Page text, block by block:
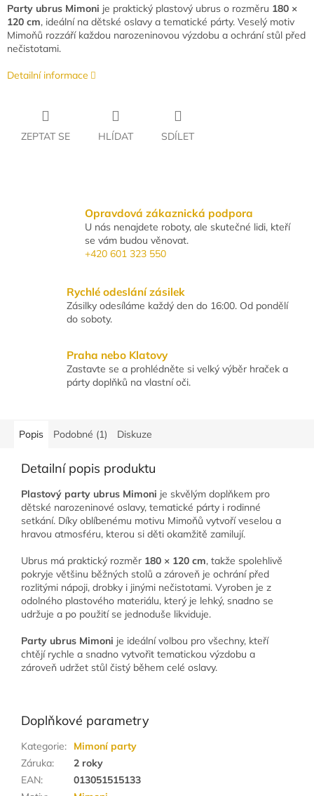
Party ubrus Mimoni je praktický plastový ubrus o rozměru 180 ×
120 cm, ideální na dětské oslavy a tematické párty. Veselý motiv
Mimoňů rozzáří každou narozeninovou výzdobu a ochrání stůl před
nečistotami.
Detailní informace
ZEPTAT SE HLÍDAT SDÍLET
Opravdová zákaznická podpora
U nás nenajdete roboty, ale skutečné lidi, kteří
se vám budou věnovat.
+420 601 323 550
Rychlé odeslání zásilek
Zásilky odesíláme každý den do 16:00. Od pondělí
do soboty.
Praha nebo Klatovy
Zastavte se a prohlédněte si velký výběr hraček a
párty doplňků na vlastní oči.
Popis Podobné (1) Diskuze
Detailní popis produktu
Plastový party ubrus Mimoni je skvělým doplňkem pro
dětské narozeninové oslavy, tematické párty i rodinné
setkání. Díky oblíbenému motivu Mimoňů vytvoří veselou a
hravou atmosféru, kterou si děti okamžitě zamilují.
Ubrus má praktický rozměr 180 × 120 cm, takže spolehlivě
pokryje většinu běžných stolů a zároveň je ochrání před
rozlitými nápoji, drobky i jinými nečistotami. Vyroben je z
odolného plastového materiálu, který je lehký, snadno se
udržuje a po použití se jednoduše likviduje.
Party ubrus Mimoni je ideální volbou pro všechny, kteří
chtějí rychle a snadno vytvořit tematickou výzdobu a
zároveň udržet stůl čistý během celé oslavy.
Doplňkové parametry
Kategorie:
Mimoní party
Záruka:
2 roky
EAN:
013051515133